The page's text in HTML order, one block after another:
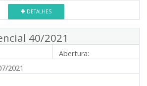
DETALHES
40/2021
Abertura:
2021